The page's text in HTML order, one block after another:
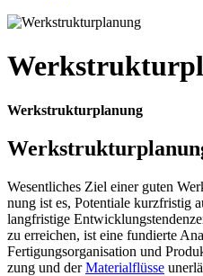
Werk­struk­tur­pla­nung
Wesent­li­ches Ziel einer guten
nung ist es, Poten­tia­le kurz­fris­tig
lang­fris­ti­ge
zu errei­chen, ist eine fun­dier­te
Fer­ti­gungs­or­ga­ni­sa­ti­on und
zung und derMate­ri­al­flüs­se